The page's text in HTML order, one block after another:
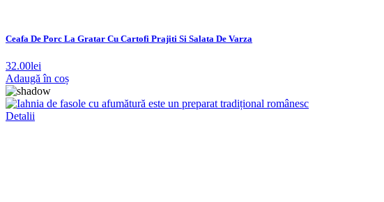
Ceafa De Porc La Gratar Cu Cartofi Prajiti Si Salata De Varza
32.00lei
Adaugă în coș
Detalii